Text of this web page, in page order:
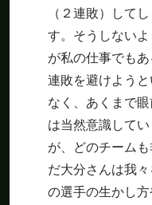
（２連敗）して
す。そうしない
が私の仕事でもあ
連敗を避けよう
なく、あくまで
は当然意識して
が、どのチーム
だ大分さんは我
の選手の生かし